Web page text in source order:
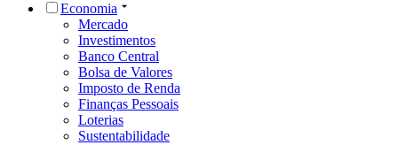
Economia
Mercado
Investimentos
Banco Central
Bolsa de Valores
Imposto de Renda
Finanças Pessoais
Loterias
Sustentabilidade